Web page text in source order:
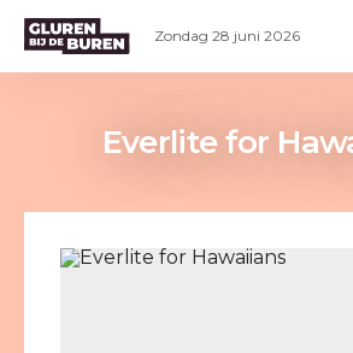
Everlite for
Zondag 28 juni 2026